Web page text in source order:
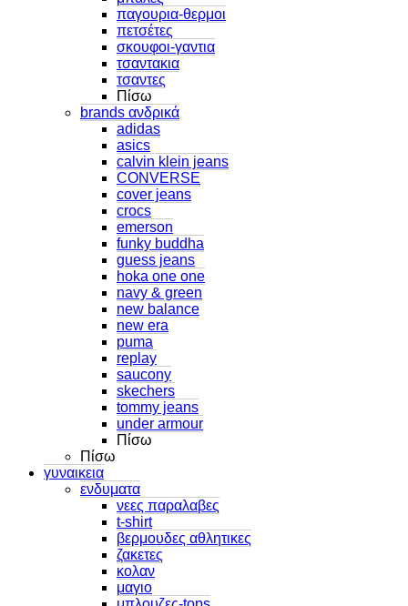
παγουρια-θερμοι
πετσέτες
σκουφοι-γαντια
τσαντακια
τσαντες
Πίσω
brands ανδρικά
adidas
asics
calvin klein jeans
CONVERSE
cover jeans
crocs
emerson
funky buddha
guess jeans
hoka one one
navy & green
new balance
new era
puma
replay
saucony
skechers
tommy jeans
under armour
Πίσω
Πίσω
γυναικεια
ενδυματα
νεες παραλαβες
t-shirt
βερμουδες αθλητικες
ζακετες
κολαν
μαγιο